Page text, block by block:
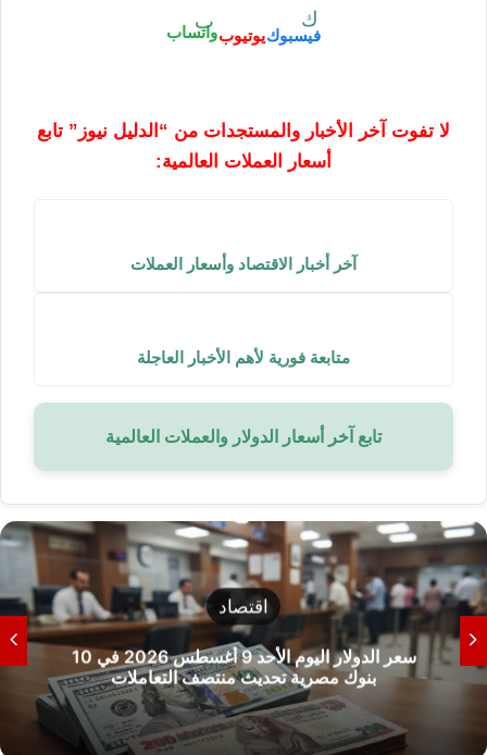
فيسبوكيوتيوبواتساب
لا تفوت آخر الأخبار والمستجدات من “الدليل نيوز” تابع
أسعار العملات العالمية:
آخر أخبار الاقتصاد وأسعار العملات
متابعة فورية لأهم الأخبار العاجلة
تابع آخر أسعار الدولار والعملات العالمية
أحزاب ونواب
3 تساؤلات برلمانية عاجلة حول فاعلية الشمول
المالي ودمج 54 مليون مواطن